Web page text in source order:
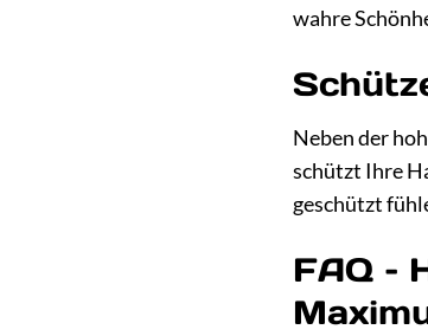
wahre
Neben der
schützt Ihre
geschützt
FAQ –